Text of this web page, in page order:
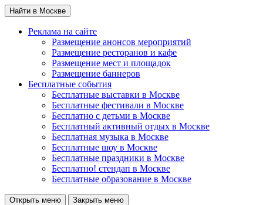
Найти в Москве
Реклама на сайте
Размещение анонсов мероприятий
Размещение ресторанов и кафе
Размещение мест и площадок
Размещение баннеров
Бесплатные события
Бесплатные выставки в Москве
Бесплатные фестивали в Москве
Бесплатно с детьми в Москве
Бесплатный активный отдых в Москве
Бесплатная музыка в Москве
Бесплатные шоу в Москве
Бесплатные праздники в Москве
Бесплатно! стендап в Москве
Бесплатные образование в Москве
Открыть меню Закрыть меню